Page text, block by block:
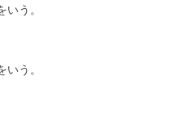
う。
う。